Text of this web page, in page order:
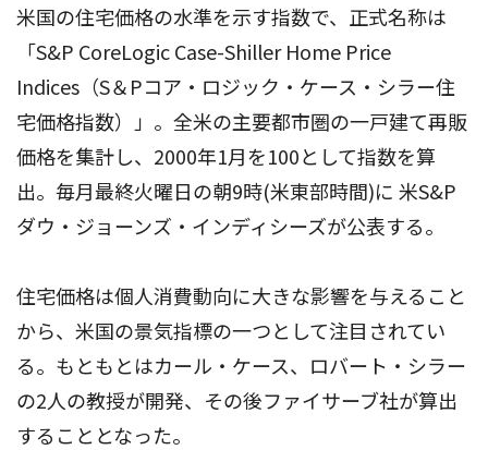
米国の住宅価格の水準を示す指数で、正式名称は
「S&P CoreLogic Case-Shiller Home Price
Indices（S＆Pコア・ロジック・ケース・シラー住
宅価格指数）」。全米の主要都市圏の一戸建て再販
価格を集計し、2000年1月を100として指数を算
出。毎月最終火曜日の朝9時(米東部時間)に 米S&P
ダウ・ジョーンズ・インディシーズが公表する。
住宅価格は個人消費動向に大きな影響を与えること
から、米国の景気指標の一つとして注目されてい
る。もともとはカール・ケース、ロバート・シラー
の2人の教授が開発、その後ファイサーブ社が算出
することとなった。